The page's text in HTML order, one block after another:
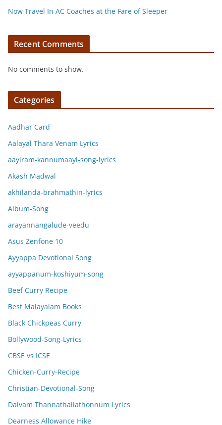
Now Travel In AC Coaches at the Fare of Sleeper
Recent Comments
No comments to show.
Categories
Aadhar Card
Aalayal Thara Venam Lyrics
aayiram-kannumaayi-song-lyrics
Akash Madwal
akhilanda-brahmathin-lyrics
Album-Song
arayannangalude-veedu
Asus Zenfone 10
Ayyappa Devotional Song
ayyappanum-koshiyum-song
Beef Curry Recipe
Best Malayalam Books
Black Chickpeas Curry
Bollywood-Song-Lyrics
CBSE vs ICSE
Chicken-Curry-Recipe
Christian-Devotional-Song
Daivam Thannathallathonnum Lyrics
Dearness Allowance Hike